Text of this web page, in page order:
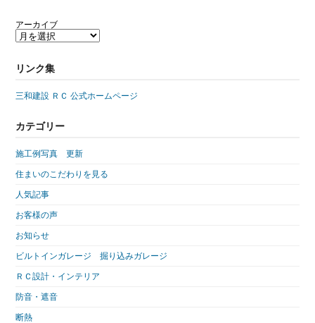
アーカイブ
リンク集
三和建設 ＲＣ 公式ホームページ
カテゴリー
施工例写真 更新
住まいのこだわりを見る
人気記事
お客様の声
お知らせ
ビルトインガレージ 掘り込みガレージ
ＲＣ設計・インテリア
防音・遮音
断熱